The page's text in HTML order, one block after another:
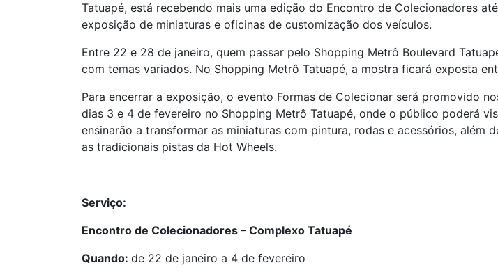
Tatuapé, está recebendo mais uma edição do Encontro de Colecionadores
exposição de miniaturas e oficinas de customização dos veículos.
Entre 22 e 28 de janeiro, quem passar pelo Shopping Metrô Boulevard
com temas variados. No Shopping Metrô Tatuapé, a mostra ficará exposta
Para encerrar a exposição, o evento Formas de Colecionar será promovido
dias 3 e 4 de fevereiro no Shopping Metrô Tatuapé, onde o público poderá
ensinarão a transformar as miniaturas com pintura, rodas e acessórios,
as tradicionais pistas da Hot Wheels.
Serviço:
Encontro de Colecionadores – Complexo Tatuapé
Quando: de 22 de janeiro a 4 de fevereiro